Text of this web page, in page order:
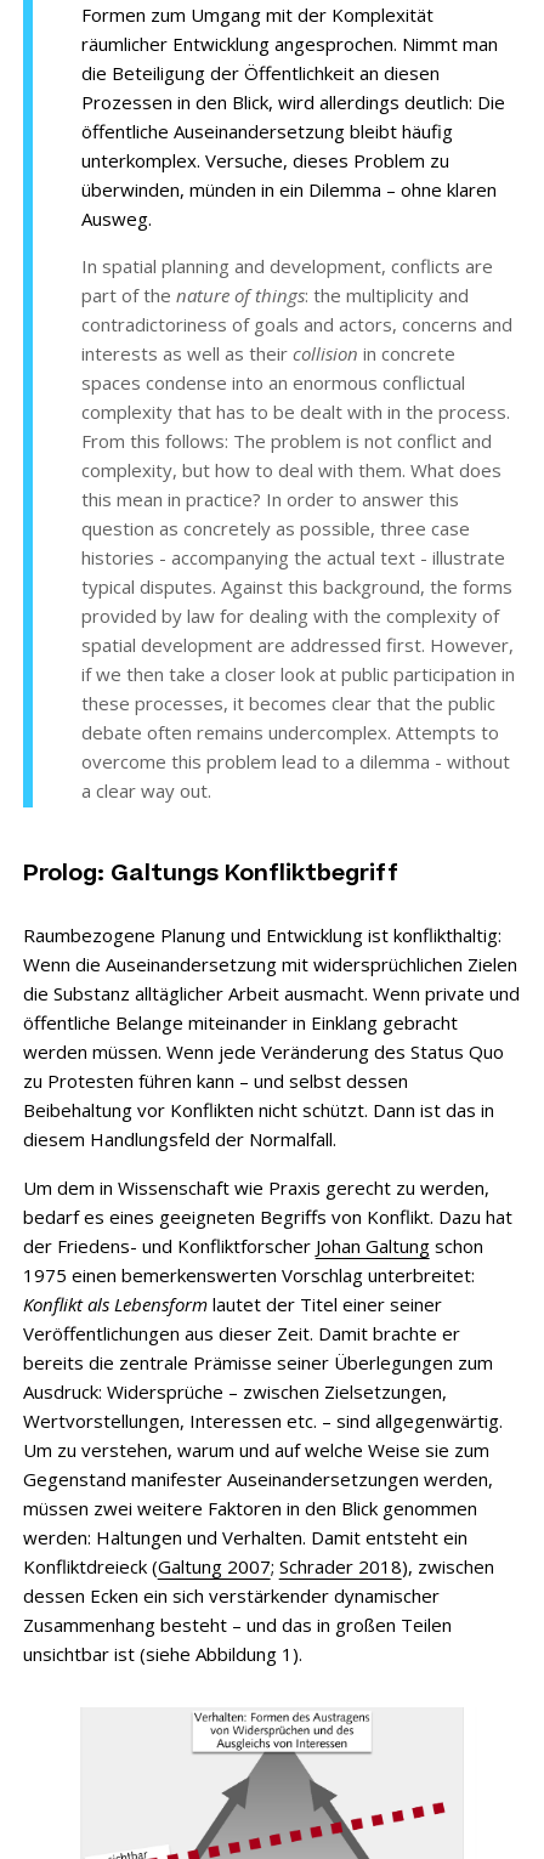
Formen zum Umgang mit der Komplexität
räumlicher Entwicklung angesprochen. Nimmt man
die Beteiligung der Öffentlichkeit an diesen
Prozessen in den Blick, wird allerdings deutlich: Die
öffentliche Auseinandersetzung bleibt häufig
unterkomplex. Versuche, dieses Problem zu
überwinden, münden in ein Dilemma – ohne klaren
Ausweg.
In spatial planning and development, conflicts are
part of the nature of things: the multiplicity and
contradictoriness of goals and actors, concerns and
interests as well as their collision in concrete
spaces condense into an enormous conflictual
complexity that has to be dealt with in the process.
From this follows: The problem is not conflict and
complexity, but how to deal with them. What does
this mean in practice? In order to answer this
question as concretely as possible, three case
histories - accompanying the actual text - illustrate
typical disputes. Against this background, the forms
provided by law for dealing with the complexity of
spatial development are addressed first. However,
if we then take a closer look at public participation in
these processes, it becomes clear that the public
debate often remains undercomplex. Attempts to
overcome this problem lead to a dilemma - without
a clear way out.
Prolog: Galtungs Konfliktbegriff
Raumbezogene Planung und Entwicklung ist konflikthaltig:
Wenn die Auseinandersetzung mit widersprüchlichen Zielen
die Substanz alltäglicher Arbeit ausmacht. Wenn private und
öffentliche Belange miteinander in Einklang gebracht
werden müssen. Wenn jede Veränderung des Status Quo
zu Protesten führen kann – und selbst dessen
Beibehaltung vor Konflikten nicht schützt. Dann ist das in
diesem Handlungsfeld der Normalfall.
Um dem in Wissenschaft wie Praxis gerecht zu werden,
bedarf es eines geeigneten Begriffs von Konflikt. Dazu hat
der Friedens- und Konfliktforscher Johan Galtungschon
1975 einen bemerkenswerten Vorschlag unterbreitet:
Konflikt als Lebensformlautet der Titel einer seiner
Veröffentlichungen aus dieser Zeit. Damit brachte er
bereits die zentrale Prämisse seiner Überlegungen zum
Ausdruck: Widersprüche – zwischen Zielsetzungen,
Wertvorstellungen, Interessen etc. – sind allgegenwärtig.
Um zu verstehen, warum und auf welche Weise sie zum
Gegenstand manifester Auseinandersetzungen werden,
müssen zwei weitere Faktoren in den Blick genommen
werden: Haltungen und Verhalten. Damit entsteht ein
Konfliktdreieck (Galtung 2007; Schrader 2018), zwischen
dessen Ecken ein sich verstärkender dynamischer
Zusammenhang besteht – und das in großen Teilen
unsichtbar ist (siehe Abbildung 1).